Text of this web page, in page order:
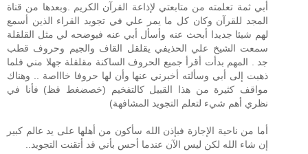
أبي ثمة تعلمته من متابعتي لإذاعة القرآن الكريم .وبعدها من قناة
المجد للقرآن وكان كل ما يمر علي في تجويد القراء الذين أسمع
لهم شيئا جديدا أبحث عنه وأسأل أبي عنه فيوضحه لي مثل القلقلة
سمعت الشيخ علي الحذيفي يقلقل القاف والجيم وحروف قطب
جد . المهم بدأت أقرأ جميع الحروف الساكنة مقلقلة جهلا مني فلما
ذهبت إلى أبي وسألته أخبرني عنها وأن لها حروفا خاااصة .. وهناك
مواقف كثيرة من هذا القبيل كالتفخيم (خصضغط قظ) فأنا في
نظري أهم شيء لتعلم التجويد المشافهة)
أما من ناحية الإجازة فبإذن الله سأكون من أهلها على يد عالم كبير
إن شاء الله لكن ليس الآن عندما أحس بأني قد أتقنت التجويد..